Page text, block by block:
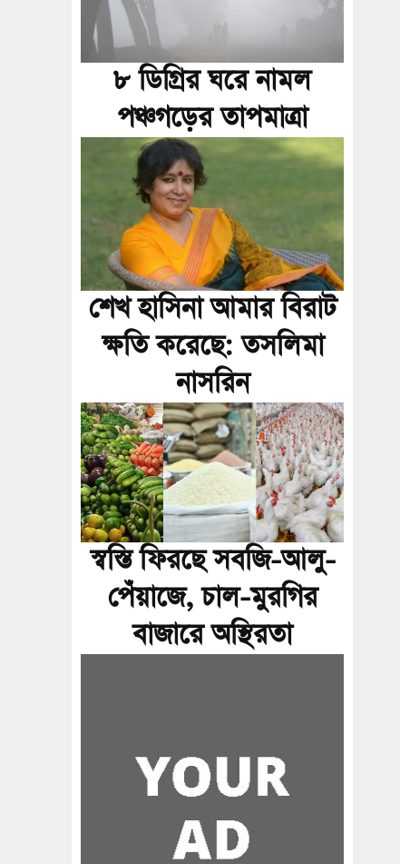
৮ ডিগ্রির ঘরে নামল
পঞ্চগড়ের তাপমাত্রা
শেখ হাসিনা আমার বিরাট
ক্ষতি করেছে: তসলিমা
নাসরিন
স্বস্তি ফিরছে সবজি-আলু-
পেঁয়াজে, চাল-মুরগির
বাজারে অস্থিরতা